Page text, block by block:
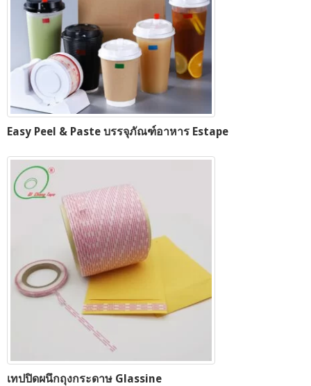
Easy Peel & Paste บรรจุภัณฑ์อาหาร Estape
เทปปิดผนึกถุงกระดาษ Glassine